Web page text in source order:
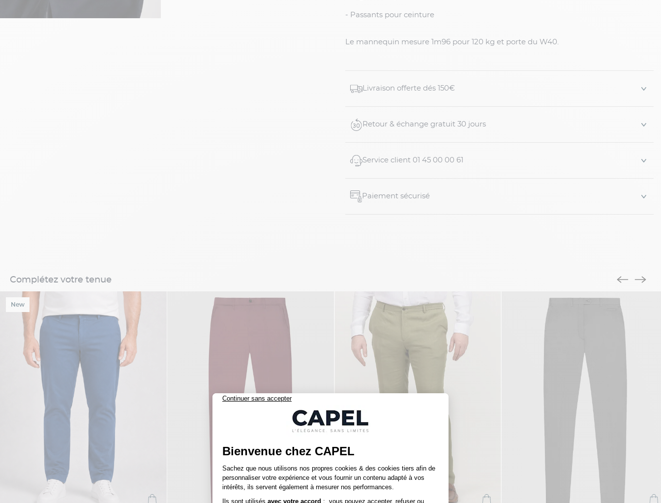
- Passants pour ceinture
Le mannequin mesure 1m96 pour 120 kg et porte du W40.
Livraison offerte dés 150€
Retour & échange gratuit 30 jours
Service client 01 45 00 00 61
Paiement sécurisé
Complétez votre tenue
New